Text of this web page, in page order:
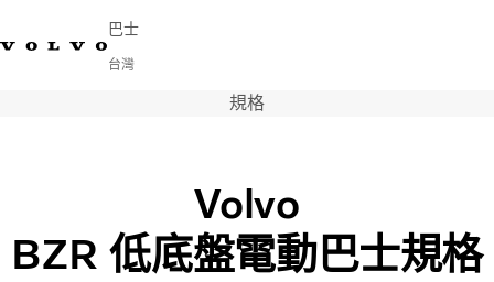
巴士
台灣
Volvo Connect
服務
為何選擇 Volvo？
規格
Volvo
BZR 低底盤電動巴士規格